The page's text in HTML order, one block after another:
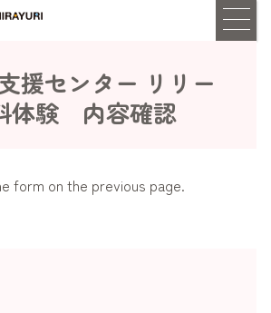
援センター リリー
体験 内容確認
form on the previous page.